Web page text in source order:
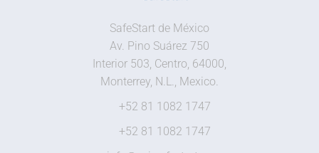
SafeStart de México
Av. Pino Suárez 750
Interior 503, Centro, 64000,
Monterrey, N.L., Mexico.
+52 81 1082 1747
+52 81 1082 1747